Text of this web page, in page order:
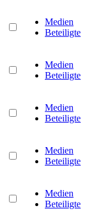
Medien
Beteiligte
Medien
Beteiligte
Medien
Beteiligte
Medien
Beteiligte
Medien
Beteiligte